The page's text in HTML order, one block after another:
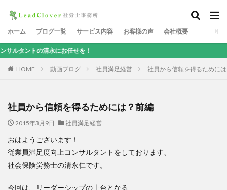
ホーム ブログ一覧 サービス内容 お客様の声 会社概要
清永にお任せを！
HOME 動画ブログ 社員満足経営 社員から信頼を得るために
社員から信頼を得るためには？前編
2015年3月9日 社員満足経営
おはようございます！
従業員満足度向上コンサルタントをしております、
社会保険労務士の清永仁です。
今回は、リーダーシップの土台となる